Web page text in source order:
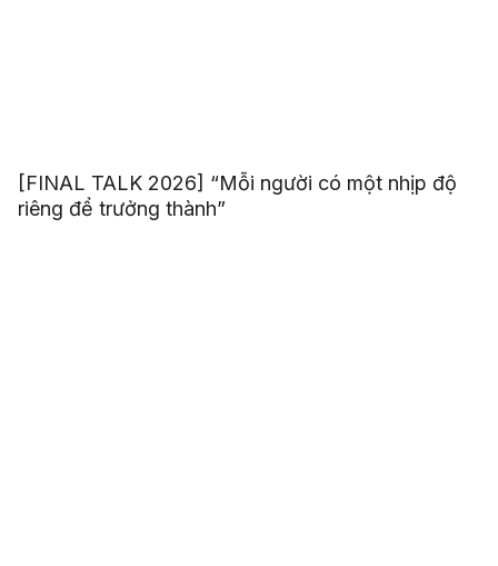
[FINAL TALK 2026] “Mỗi người có một nhịp độ
riêng để trưởng thành”